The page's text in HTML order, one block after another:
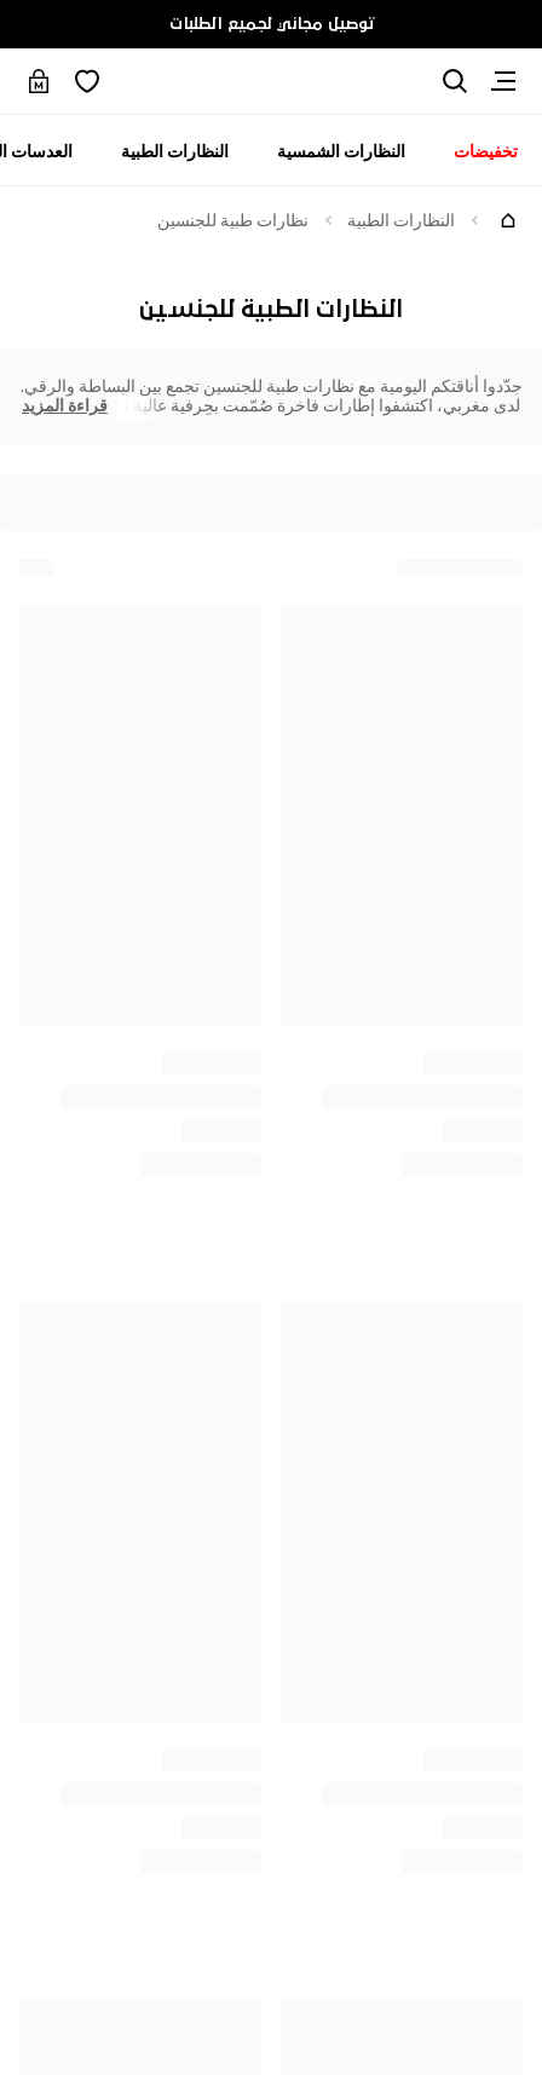
توصيل مجاني لجميع الطلبات
تخفيضات النظارات الشمسية النظارات الطبية العدسات
النظارات الطبية نظارات طبية للجنسين
النظارات الطبية للجنسين
جدّدوا أناقتكم اليومية مع نظارات طبية للجنسين تجمع بين البساطة والرقي.
لدى مغربي، اكتشفوا إطارات فاخرة صُمّمت بحِرفية عالية ل
قراءة المزيد